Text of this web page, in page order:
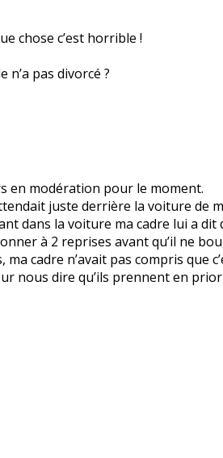
chose c’est horrible !
pas divorcé ?
en modération pour le moment.
juste derrière la voiture de
dans la voiture ma cadre lui a
à 2 reprises avant qu’il ne
cadre n’avait pas compris que
nous dire qu’ils prennent en